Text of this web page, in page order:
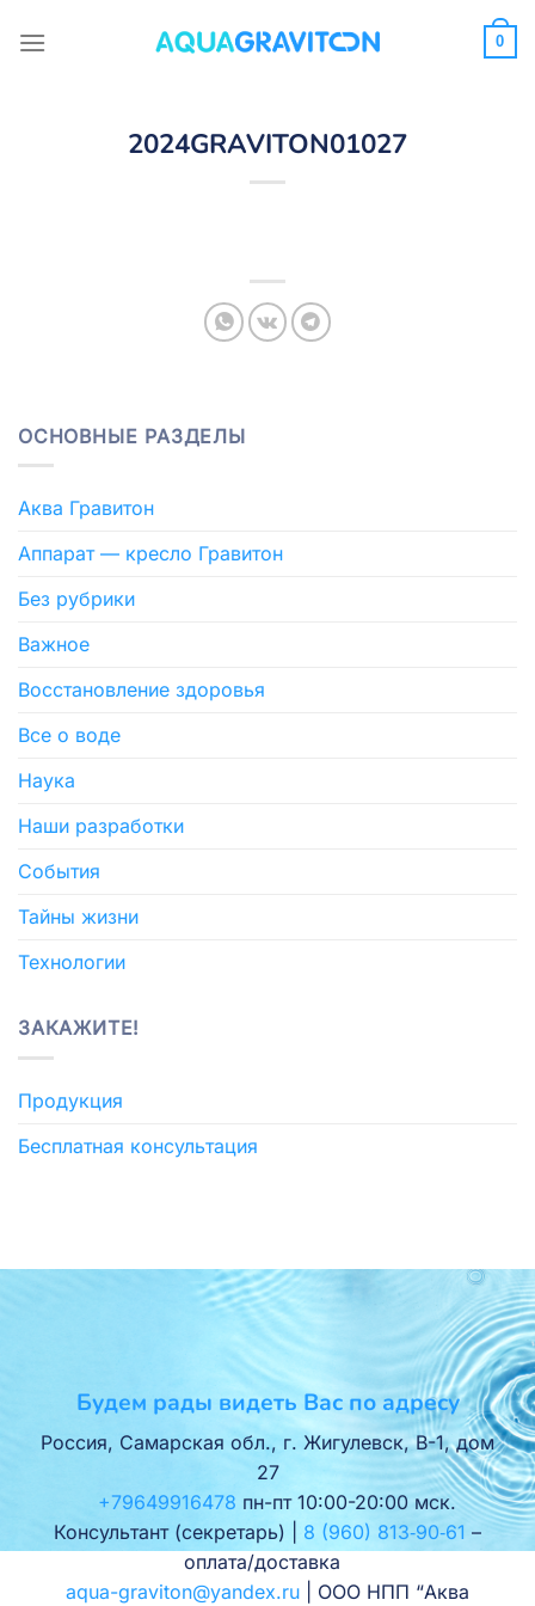
0
2024GRAVITON01027
ОСНОВНЫЕ РАЗДЕЛЫ
Аква Гравитон
Аппарат — кресло Гравитон
Без рубрики
Важное
Восстановление здоровья
Все о воде
Наука
Наши разработки
События
Тайны жизни
Технологии
ЗАКАЖИТЕ!
Продукция
Бесплатная консультация
Будем рады видеть Вас по адресу
Россия, Самарская обл., г. Жигулевск, В-1, дом
27
+79649916478 пн-пт 10:00-20:00 мск.
Консультант (секретарь) | 8 (960) 813‑90‑61 –
оплата/доставка
aqua-graviton@yandex.ru | ООО НПП “Аква